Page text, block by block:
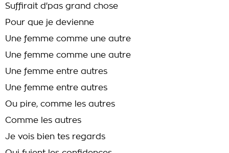
Suffirait d'pas grand chose
Pour que je devienne
Une femme comme une autre
Une femme comme une autre
Une femme entre autres
Une femme entre autres
Ou pire, comme les autres
Comme les autres
Je vois bien tes regards